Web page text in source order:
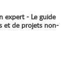
expert - Le guide
et de projets non-